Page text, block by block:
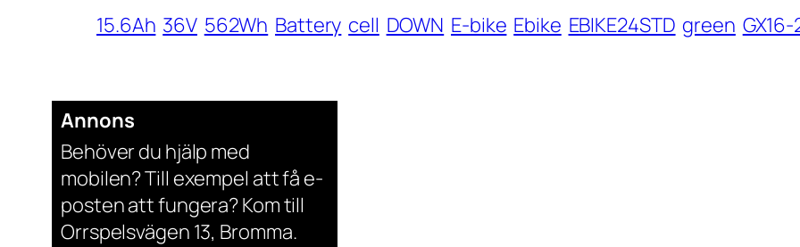
15.6Ah 36V 562Wh Battery cell DOWN E-bike Ebike EBIKE24STD green GX16-
Annons
Behöver du hjälp med
mobilen? Till exempel att få e-
posten att fungera? Kom till
Orrspelsvägen 13, Bromma.